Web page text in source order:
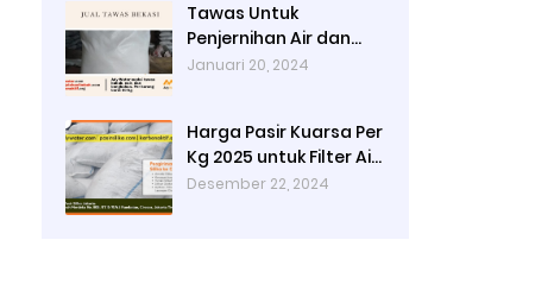
Tawas Untuk
Penjernihan Air dan
Cara Kerjanya
Januari 20, 2024
Harga Pasir Kuarsa Per
Kg 2025 untuk Filter Air
Rumah Tangga
Desember 22, 2024